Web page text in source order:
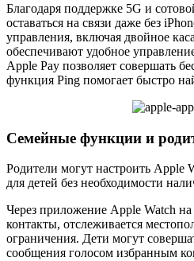
Благодаря поддержке 5G и
оставаться на связи даже без
управления, включая двойное
обеспечивают удобное
Apple Pay позволяет совершать
функция Ping помогает быстро
Семейные функции и
Родители могут настроить Apple
для детей без необходимости
Через приложение Apple Watch
контакты, отслеживается
ограничения. Дети могут
сообщения голосом избранным